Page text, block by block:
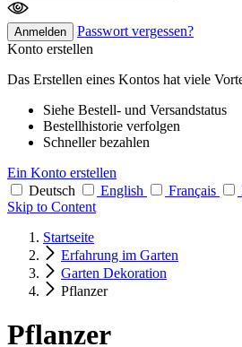
Anmelden
Passwort vergessen?
Konto erstellen
Das Erstellen eines Kontos hat viele
Siehe Bestell- und Versandstatus
Bestellhistorie verfolgen
Schneller bezahlen
Ein Konto erstellen
Deutsch
English Français
Skip to Content
Startseite
Erfahrung im Garten
Garten Dekoration
Pflanzer
Pflanzer